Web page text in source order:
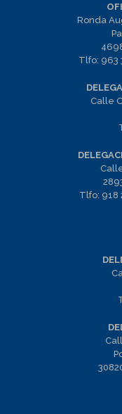
Ronda
Tlfo: 963
Calle
Tlfo: 918